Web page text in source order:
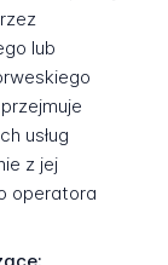
lub
usług
z jej
operatora